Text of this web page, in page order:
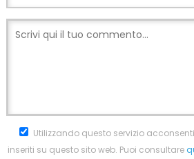
Utilizzando questo servizio
inseriti su questo sito web. Puoi consultare